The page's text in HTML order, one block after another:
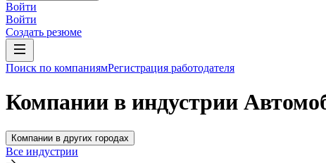
Войти
Войти
Создать резюме
Поиск по компаниямРегистрация работодателя
Компании в индустрии
Компании в других городах
Все индустрии